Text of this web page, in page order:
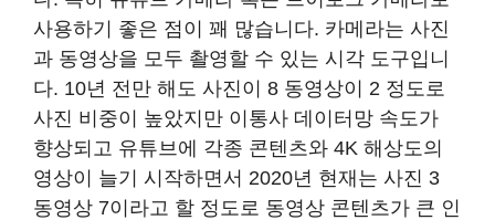
사용하기 좋은 점이 꽤 많습니다. 카메라는 사진
과 동영상을 모두 촬영할 수 있는 시각 도구입니
다. 10년 전만 해도 사진이 8 동영상이 2 정도로
사진 비중이 높았지만 이통사 데이터망 속도가
향상되고 유튜브에 각종 콘텐츠와 4K 해상도의
영상이 늘기 시작하면서 2020년 현재는 사진 3
동영상 7이라고 할 정도로 동영상 콘텐츠가 큰 인